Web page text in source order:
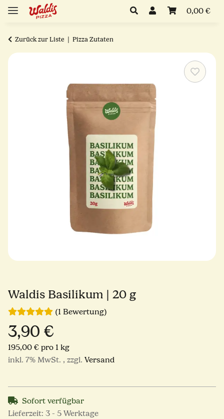
0,00 €
Zurück zur Liste Pizza Zutaten
Waldis Basilikum | 20 g
(1 Bewertung)
3,90 €
195,00 € pro 1 kg
inkl. 7% MwSt. , zzgl. Versand
Sofort verfügbar
Lieferzeit: 3 - 5 Werktage